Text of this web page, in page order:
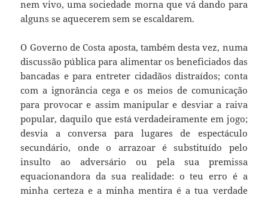
nem vivo, uma sociedade morna que vá dando para
alguns se aquecerem sem se escaldarem.
O Governo de Costa aposta, também desta vez, numa
discussão pública para alimentar os beneficiados das
bancadas e para entreter cidadãos distraídos; conta
com a ignorância cega e os meios de comunicação
para provocar e assim manipular e desviar a raiva
popular, daquilo que está verdadeiramente em jogo;
desvia a conversa para lugares de espectáculo
secundário, onde o arrazoar é substituído pelo
insulto ao adversário ou pela sua premissa
equacionandora da sua realidade: o teu erro é a
minha certeza e a minha mentira é a tua verdade